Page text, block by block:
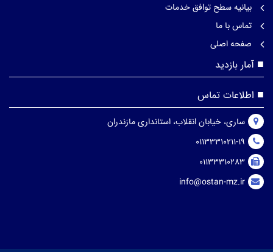
بیانیه سطح توافق خدمات
تماس با ما
صفحه اصلی
آمار بازدید
اطلاعات تماس
ساری، خیابان انقلاب، استانداری مازندران
01133310211-19
01133310283
info@ostan-mz.ir